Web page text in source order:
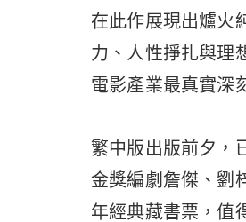
在此作展現出爐火
力、人性掙扎與理
電影產業最真實深
繁中版出版前夕，
金獎編劇詹傑、劉
年經典藏書票，值